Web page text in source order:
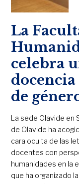
La
celebra
de
La sede Olavide en
de Olavide ha
cara oculta de las
docentes con
humanidades en la
que ha organizado